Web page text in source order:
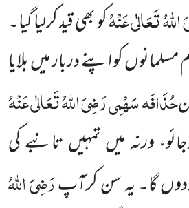
تَعَالٰی عَنْہُکو بھی قید کرلیا گیا۔
مسلمانوںکو اپنے دربار میں بلایا
حُذَافَہ سَہْمِیرَضِیَ اللہُ تَعَالٰی عَنْہُ
ورنہ میں تمہیںتانبے کی
گا۔ یہ سن کرآپرَضِیَ اللہُ